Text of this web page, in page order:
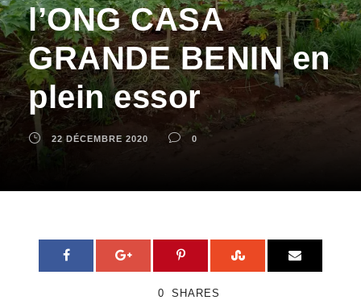
l’ONG CASA
GRANDE BENIN en
plein essor
22 DÉCEMBRE 2020 0
0 SHARES